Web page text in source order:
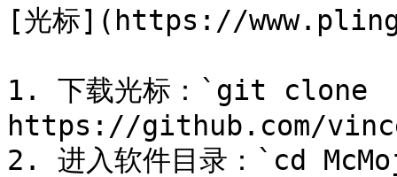
[光标](https://
1. 下载光标：`git clone
https://github.com/
2. 进入软件目录：`cd